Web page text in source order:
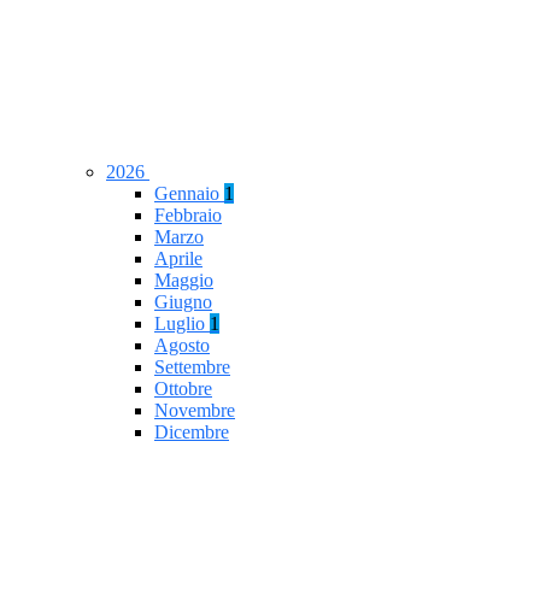
2026
Gennaio 1
Febbraio
Marzo
Aprile
Maggio
Giugno
Luglio 1
Agosto
Settembre
Ottobre
Novembre
Dicembre